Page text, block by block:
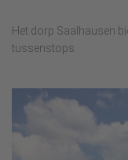
Het dorp Saalhausen
tussenstops.